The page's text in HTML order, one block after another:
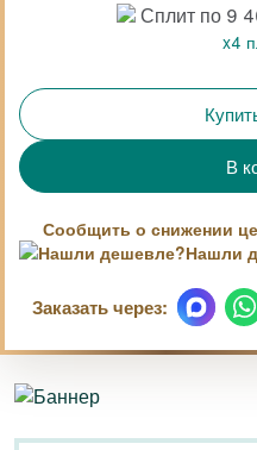
Сплит по 9
x4
Сообщить о снижении
Нашли
Заказать через: